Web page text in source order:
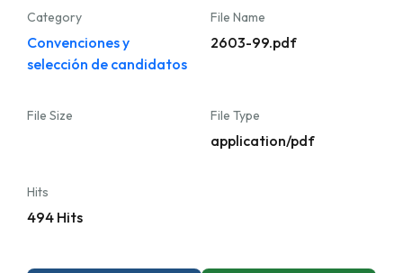
Category
Convenciones y
selección de candidatos
File Name
2603-99.pdf
File Size File Type
application/pdf
Hits
494 Hits